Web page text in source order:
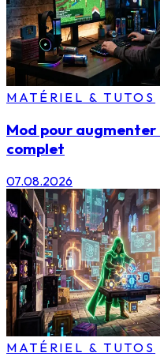
MATÉRIEL & TUTOS
Mod pour
complet
07.08.2026
MATÉRIEL & TUTOS